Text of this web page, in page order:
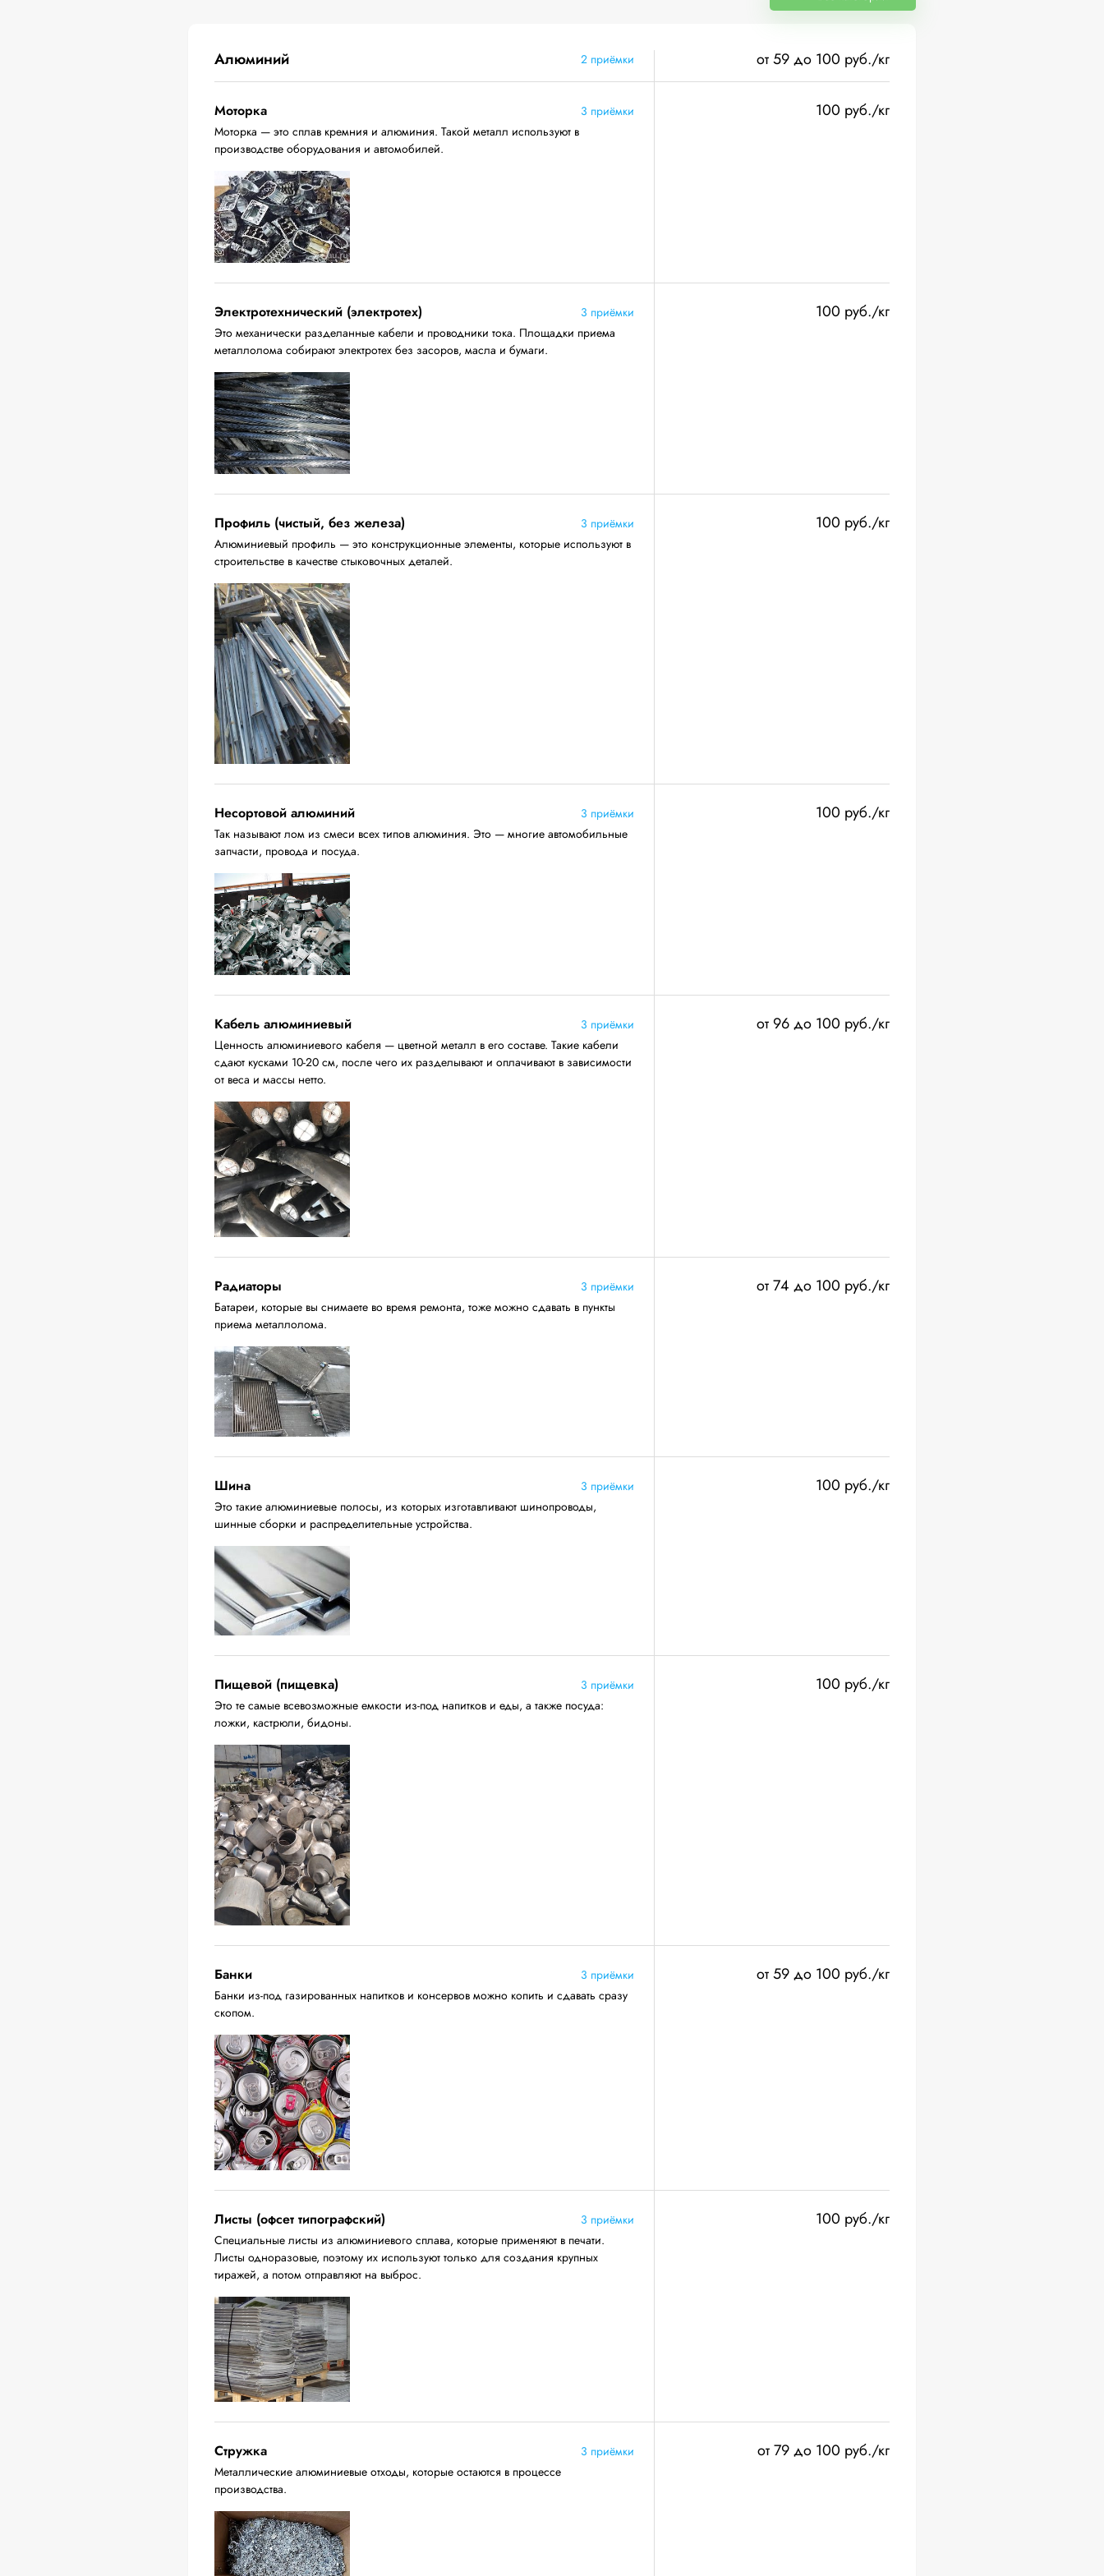
Алюминий 2 приёмки от 59 до 100 руб./кг
Моторка
3 приёмки
Моторка — это сплав кремния и алюминия. Такой металл используют в
производстве оборудования и автомобилей.
100 руб./кг
Электротехнический (электротех)
3 приёмки
Это механически разделанные кабели и проводники тока. Площадки приема
металлолома собирают электротех без засоров, масла и бумаги.
100 руб./кг
Профиль (чистый, без железа)
3 приёмки
Алюминиевый профиль — это конструкционные элементы, которые используют в
строительстве в качестве стыковочных деталей.
100 руб./кг
Несортовой алюминий
3 приёмки
Так называют лом из смеси всех типов алюминия. Это — многие автомобильные
запчасти, провода и посуда.
100 руб./кг
Кабель алюминиевый
3 приёмки
Ценность алюминиевого кабеля — цветной металл в его составе. Такие кабели
сдают кусками 10-20 см, после чего их разделывают и оплачивают в зависимости
от веса и массы нетто.
от 96 до 100 руб./кг
Радиаторы
3 приёмки
Батареи, которые вы снимаете во время ремонта, тоже можно сдавать в пункты
приема металлолома.
от 74 до 100 руб./кг
Шина
3 приёмки
Это такие алюминиевые полосы, из которых изготавливают шинопроводы,
шинные сборки и распределительные устройства.
100 руб./кг
Пищевой (пищевка)
3 приёмки
Это те самые всевозможные емкости из-под напитков и еды, а также посуда:
ложки, кастрюли, бидоны.
100 руб./кг
Банки
3 приёмки
Банки из-под газированных напитков и консервов можно копить и сдавать сразу
скопом.
от 59 до 100 руб./кг
Листы (офсет типографский)
3 приёмки
Специальные листы из алюминиевого сплава, которые применяют в печати.
Листы одноразовые, поэтому их используют только для создания крупных
тиражей, а потом отправляют на выброс.
100 руб./кг
Стружка
3 приёмки
Металлические алюминиевые отходы, которые остаются в процессе
производства.
от 79 до 100 руб./кг